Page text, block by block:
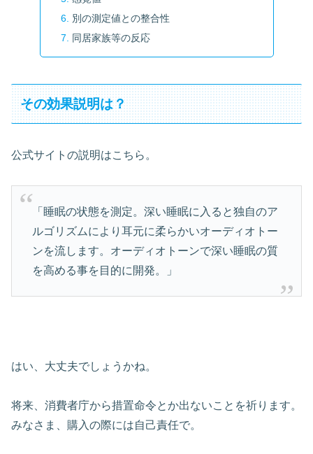
別の測定値との整合性
同居家族等の反応
その効果説明は？
公式サイトの説明はこちら。
「睡眠の状態を測定。深い睡眠に入ると独自のア
ルゴリズムにより耳元に柔らかいオーディオトー
ンを流します。オーディオトーンで深い睡眠の質
を高める事を目的に開発。」
はい、大丈夫でしょうかね。
将来、消費者庁から措置命令とか出ないことを祈ります。
みなさま、購入の際には自己責任で。